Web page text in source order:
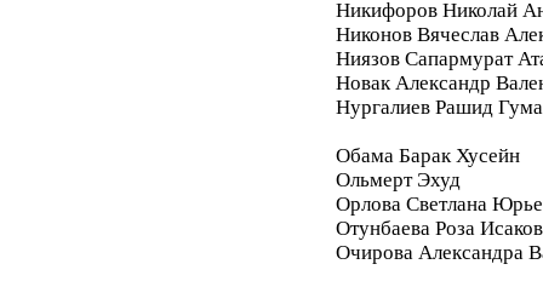
Никифоров Николай
Никонов Вячеслав
Ниязов Сапармурат
Новак Александр
Нургалиев Рашид
Обама Барак Хусейн
Ольмерт Эхуд
Орлова Светлана
Отунбаева Роза
Очирова Александра